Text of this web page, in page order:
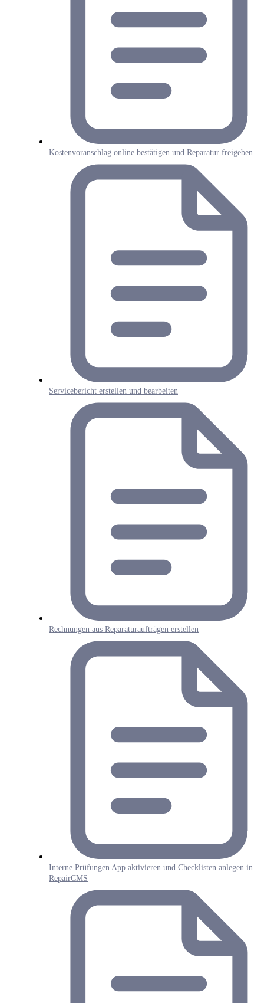
Kostenvoranschlag online bestätigen und Reparatur freigeben
Servicebericht erstellen und bearbeiten
Rechnungen aus Reparaturaufträgen erstellen
Interne Prüfungen App aktivieren und Checklisten anlegen in
RepairCMS